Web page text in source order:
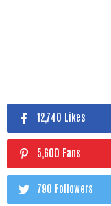
12,740 Likes
5,600 Fans
790 Followers